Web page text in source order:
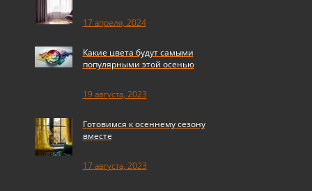
17 апреля, 2024
Какие цвета будут самыми
популярными этой осенью
19 августа, 2023
Готовимся к осеннему сезону
вместе
17 августа, 2023